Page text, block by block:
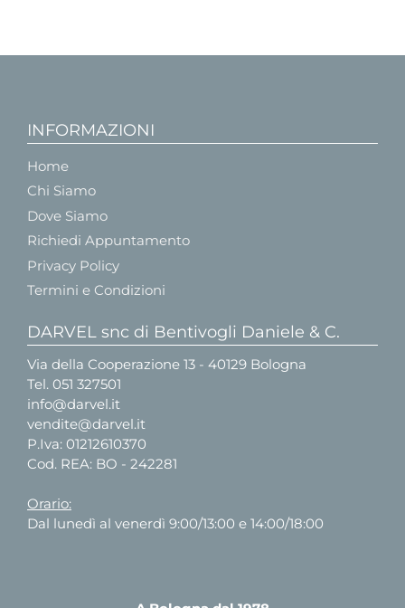
INFORMAZIONI
Home
Chi Siamo
Dove Siamo
Richiedi Appuntamento
Privacy Policy
Termini e Condizioni
DARVEL snc di Bentivogli Daniele & C.
Via della Cooperazione 13 - 40129 Bologna
Tel. 051 327501
info@darvel.it
vendite@darvel.it
P.Iva: 01212610370
Cod. REA: BO - 242281
Orario:
Dal lunedì al venerdì 9:00/13:00 e 14:00/18:00